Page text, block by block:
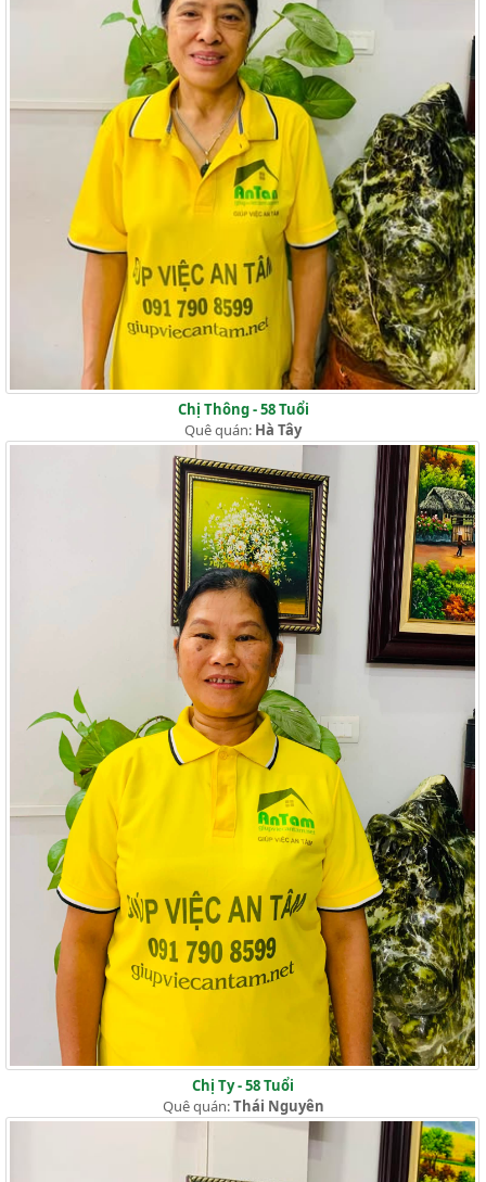
Chị Thông - 58 Tuổi
Quê quán: Hà Tây
Chị Ty - 58 Tuổi
Quê quán:Thái Nguyên